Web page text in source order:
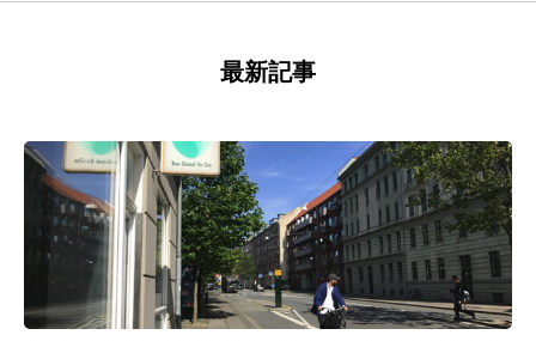
最新記事